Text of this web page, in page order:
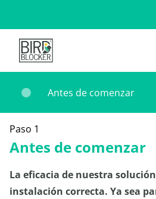
Antes de comenzar
Paso 1
Antes de comenzar
La eficacia de nuestra
instalación correcta. Ya sea